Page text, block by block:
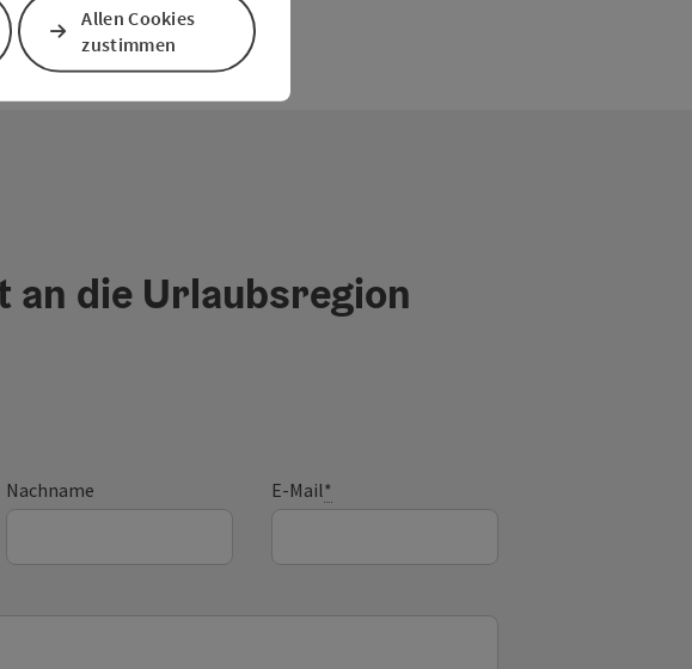
an die Urlaubsregion
Nachname E-Mail*
Allen Cookies
zustimmen